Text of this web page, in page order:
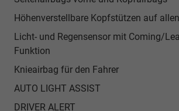
Höhenverstellbare Kopfstützen auf
Licht- und Regensensor mit Coming/
Funktion
Knieairbag für den Fahrer
AUTO LIGHT ASSIST
DRIVER ALERT